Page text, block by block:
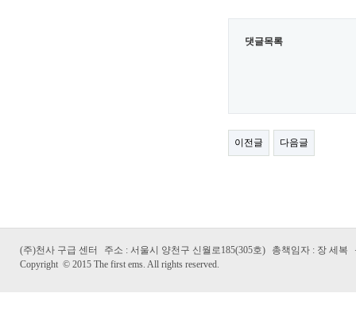
댓글목록
이전글 다음글
(주)천사 구급 센터 주소 : 서울시 양천구 신월로185(305호) 총책임자 : 장 세복
Copyright © 2015 The first ems. All rights reserved.